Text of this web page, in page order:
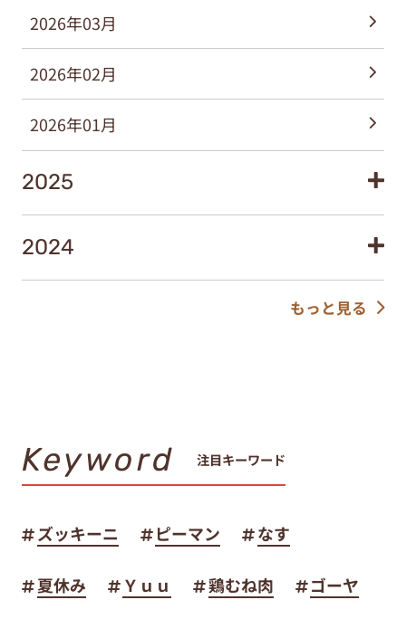
2026年03月
2026年02月
2026年01月
2025
2024
もっと見る
Keyword 注目キーワード
ズッキーニ ピーマン なす
夏休み Ｙｕｕ 鶏むね肉 ゴーヤ